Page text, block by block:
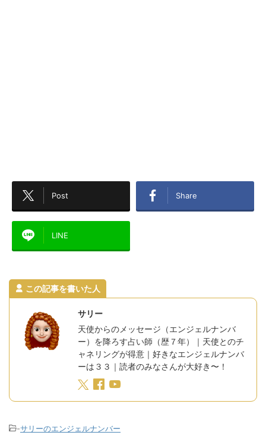
Post Share
LINE
この記事を書いた人
サリー
天使からのメッセージ（エンジェルナンバ
ー）を降ろす占い師（歴７年）｜天使とのチ
ャネリングが得意｜好きなエンジェルナンバ
ーは３３｜読者のみなさんが大好き〜！
-サリーのエンジェルナンバー